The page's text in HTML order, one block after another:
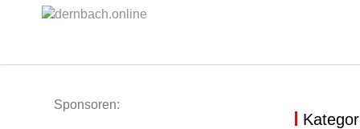
Sponsoren: